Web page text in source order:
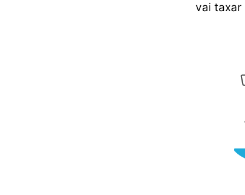
vai taxar